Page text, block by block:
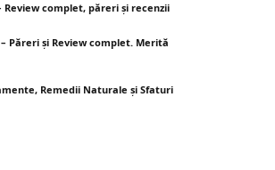
Review complet, păreri și recenzii
– Păreri și Review complet. Merită
Remedii Naturale și Sfaturi